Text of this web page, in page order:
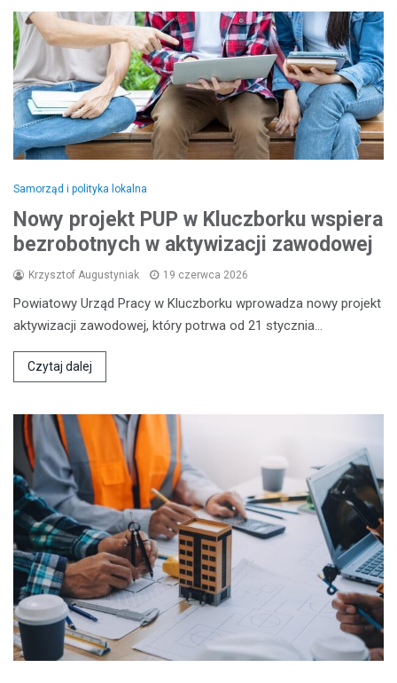
Samorząd i polityka lokalna
Nowy projekt PUP w Kluczborku wspiera
bezrobotnych w aktywizacji zawodowej
Krzysztof Augustyniak 19 czerwca 2026
Powiatowy Urząd Pracy w Kluczborku wprowadza nowy projekt
aktywizacji zawodowej, który potrwa od 21 stycznia…
Czytaj dalej